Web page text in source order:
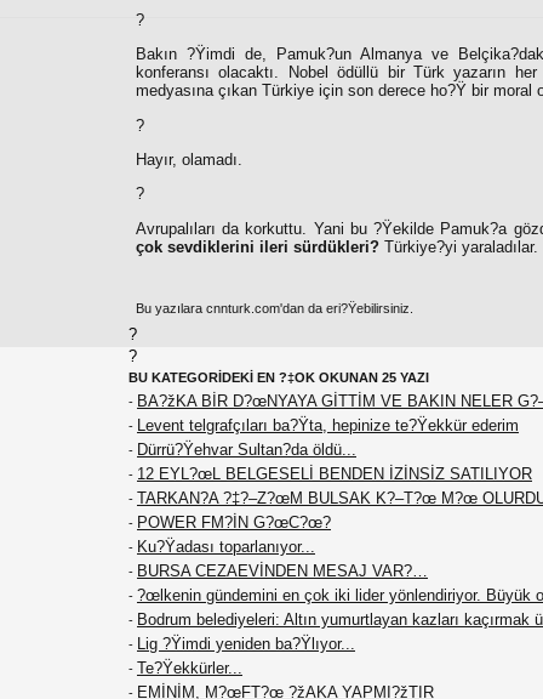
?
Bakın ?Ÿimdi de, Pamuk?un Almanya ve
konferansı olacaktı. Nobel ödüllü bir Türk yazarın
medyasına çıkan Türkiye için son derece ho?Ÿ bir moral
?
Hayır, olamadı.
?
Avrupalıları da korkuttu. Yani bu ?Ÿekilde Pamuk?a
çok sevdiklerini ileri sürdükleri? Türkiye?yi yaraladılar.
Bu yazılara cnnturk.com'dan da eri?Ÿebilirsiniz.
?
?
BU KATEGORİDEKİ EN ?‡OK OKUNAN 25 YAZI
- BA?žKA BİR D?œNYAYA GİTTİM VE BAKIN NELER
- Levent telgrafçıları ba?Ÿta, hepinize te?Ÿekkür ederim
- Dürrü?Ÿehvar Sultan?da öldü...
- 12 EYL?œL BELGESELİ BENDEN İZİNSİZ SATILIYOR
- TARKAN?A ?‡?–Z?œM BULSAK K?–T?œ M?œ
- POWER FM?İN G?œC?œ?
- Ku?Ÿadası toparlanıyor...
- BURSA CEZAEVİNDEN MESAJ VAR?…
- ?œlkenin gündemini en çok iki lider yönlendiriyor. Büyük
- Bodrum belediyeleri: Altın yumurtlayan kazları kaçırmak
- Lig ?Ÿimdi yeniden ba?Ÿlıyor...
- Te?Ÿekkürler...
- EMİNİM, M?œFT?œ ?žAKA YAPMI?žTIR